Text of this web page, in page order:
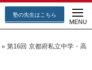
塾の先生はこちら
MENU
» 第16回 京都府私立中学・高